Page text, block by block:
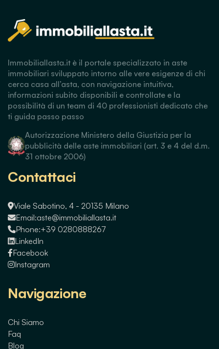
Immobiliallasta.it è il portale specializzato in aste
immobiliari sviluppato intorno alle vere esigenze di chi
cerca casa all’asta, con navigazione intuitiva,
informazioni subito disponibili e controllate e la
possibilità di un team di 40 professionisti dedicato che
ti guida passo passo
Autorizzazione Ministero della Giustizia per la
pubblicità delle aste immobiliari (art. 3 e 4 del d.m.
31 ottobre 2006)
Contattaci
Viale Sabotino, 4 - 20135 Milano
Email:aste@immobiliallasta.it
Phone:+39 0280888267
LinkedIn
Facebook
Instagram
Navigazione
Chi Siamo
Faq
Blog